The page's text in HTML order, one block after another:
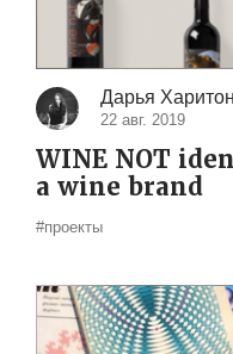
Дарья
22 авг. 2019
WINE NOT
a wine brand
#проекты